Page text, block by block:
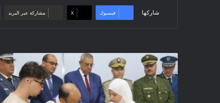
شاركها فيسبوك ‫X مشاركة عبر البريد
إمتحانات
شهادة
البكالوريا
دورة
جوان